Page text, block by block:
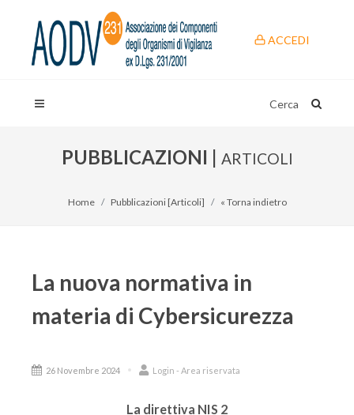
ACCEDI
Cerca
PUBBLICAZIONI | ARTICOLI
Home Pubblicazioni [Articoli] « Torna indietro
La nuova normativa in
materia di Cybersicurezza
26 Novembre 2024 Login - Area riservata
La direttiva NIS 2